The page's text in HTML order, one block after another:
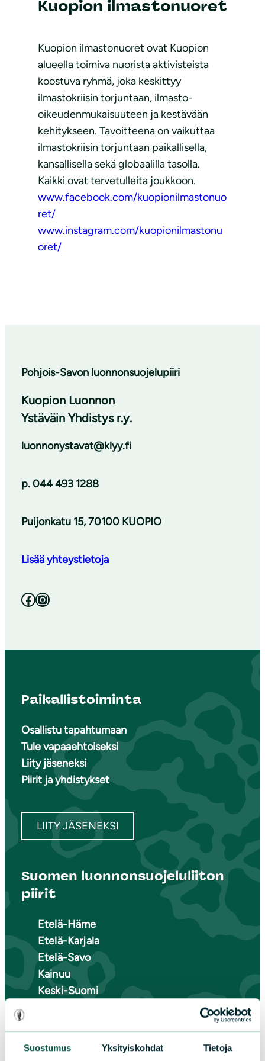
Suostumus Yksityiskohdat Tietoja
Kuopion ilmastonuoret
Kuopion ilmastonuoret ovat Kuopion
alueella toimiva nuorista aktivisteista
koostuva ryhmä, joka keskittyy
ilmastokriisin torjuntaan, ilmasto-
oikeudenmukaisuuteen ja kestävään
kehitykseen. Tavoitteena on vaikuttaa
ilmastokriisin torjuntaan paikallisella,
kansallisella sekä globaalilla tasolla.
Kaikki ovat tervetulleita joukkoon.
www.facebook.com/kuopionilmastonuo
ret/
www.instagram.com/kuopionilmastonu
oret/
Pohjois-Savon luonnonsuojelupiiri
Kuopion Luonnon
Ystäväin Yhdistys r.y.
luonnonystavat@klyy.fi
p. 044 493 1288
Puijonkatu 15, 70100 KUOPIO
Lisää yhteystietoja
Facebook Instagram
Paikallistoiminta
Osallistu tapahtumaan
Tule vapaaehtoiseksi
Liity jäseneksi
Piirit ja yhdistykset
LIITY JÄSENEKSI
Suomen luonnonsuojeluliiton
piirit
Etelä-Häme
Etelä-Karjala
Etelä-Savo
Kainuu
Keski-Suomi